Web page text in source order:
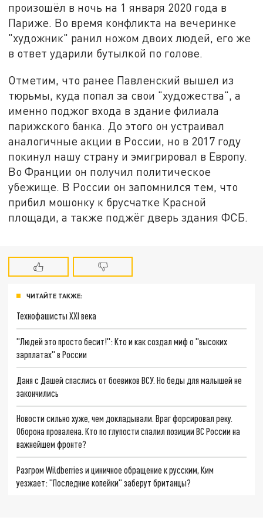
произошёл в ночь на 1 января 2020 года в
Париже. Во время конфликта на вечеринке
"художник" ранил ножом двоих людей, его же
в ответ ударили бутылкой по голове.
Отметим, что ранее Павленский вышел из
тюрьмы, куда попал за свои "художества", а
именно поджог входа в здание филиала
парижского банка. До этого он устраивал
аналогичные акции в России, но в 2017 году
покинул нашу страну и эмигрировал в Европу.
Во Франции он получил политическое
убежище. В России он запомнился тем, что
прибил мошонку к брусчатке Красной
площади, а также поджёг дверь здания ФСБ.
ЧИТАЙТЕ ТАКЖЕ:
Технофашисты XXI века
"Людей это просто бесит!": Кто и как создал миф о "высоких
зарплатах" в России
Даня с Дашей спаслись от боевиков ВСУ. Но беды для малышей не
закончились
Новости сильно хуже, чем докладывали. Враг форсировал реку.
Оборона провалена. Кто по глупости спалил позиции ВС России на
важнейшем фронте?
Разгром Wildberries и циничное обращение к русским, Ким
уезжает: "Последние копейки" заберут британцы?